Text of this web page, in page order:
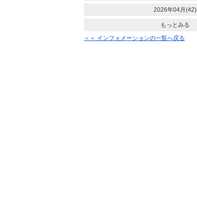
2026年04月(42)
もっとみる
＜＜ インフォメーションの一覧へ戻る